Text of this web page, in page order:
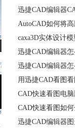
迅捷CAD编辑器
AutoCAD如何将
caxa3D实体设计
迅捷CAD编辑器
迅捷CAD编辑器
用迅捷CAD看图
CAD快速看图电
CAD快速看图如
迅捷CAD编辑器